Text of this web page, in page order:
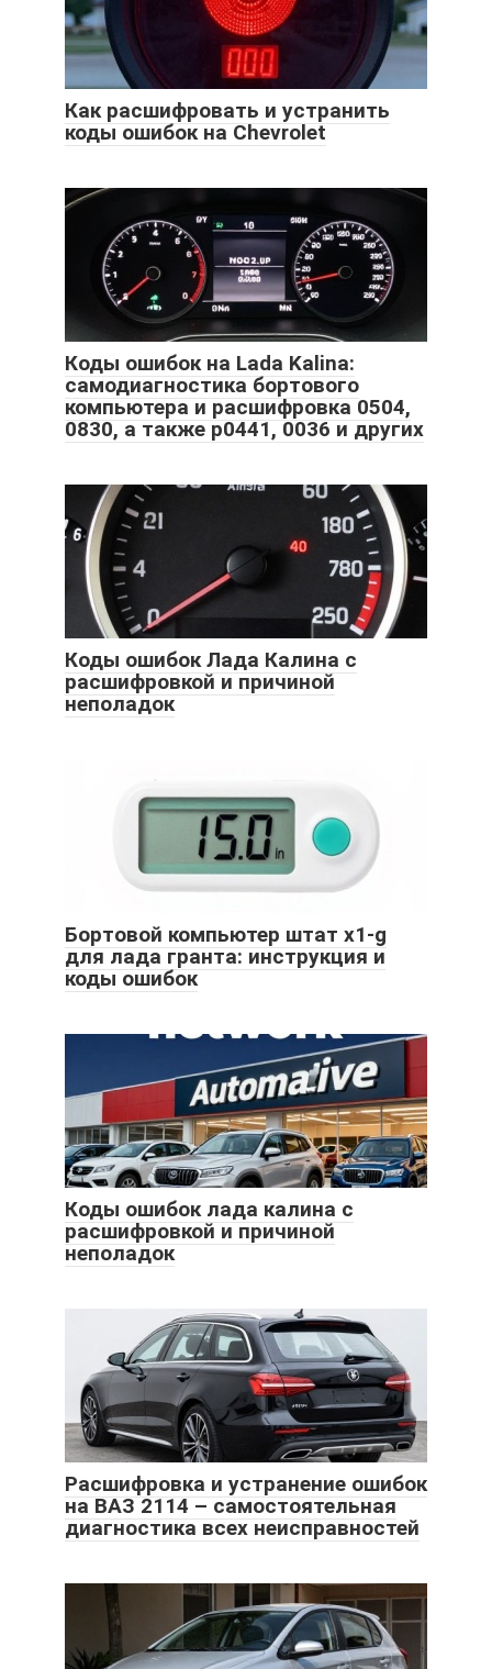
Как расшифровать и устранить
коды ошибок на Chevrolet
Коды ошибок на Lada Kalina:
самодиагностика бортового
компьютера и расшифровка 0504,
0830, а также p0441, 0036 и других
Коды ошибок Лада Калина с
расшифровкой и причиной
неполадок
Бортовой компьютер штат х1-g
для лада гранта: инструкция и
коды ошибок
Коды ошибок лада калина с
расшифровкой и причиной
неполадок
Расшифровка и устранение ошибок
на ВАЗ 2114 – самостоятельная
диагностика всех неисправностей